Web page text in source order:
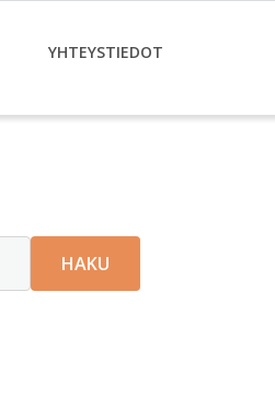
YHTEYSTIEDOT
HAKU